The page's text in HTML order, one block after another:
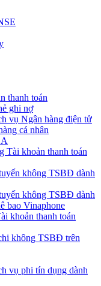
thanh toán
ghi nợ
vụ Ngân hàng điện tử
cá nhân
Tài khoản thanh toán
không TSBĐ dành
không TSBĐ dành
bao Vinaphone
khoản thanh toán
không TSBĐ trên
vụ phi tín dụng dành